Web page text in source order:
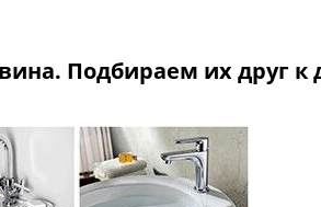
Подбираем их друг к